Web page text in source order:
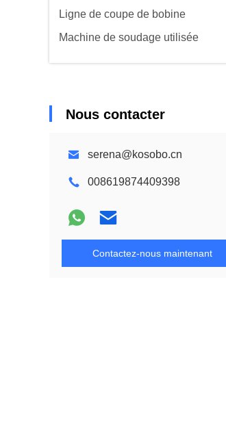
Ligne de coupe de bobine
Machine de soudage utilisée
Nous contacter
serena@kosobo.cn
008619874409398
Contactez-nous maintenant